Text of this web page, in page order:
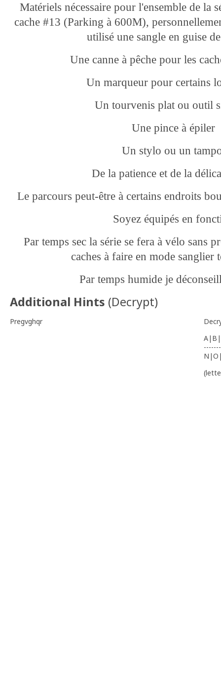
Matériels nécessaire pour l'ensemble de la
cache #13 (Parking à 600M),
utilisé une sangle en guise
Une canne à pêche pour les
Un marqueur pour certains
Un tourvenis plat ou outil
Une pince à épiler
Un stylo ou un
De la patience et de la
Le parcours peut-être à certains endroits
Soyez équipés en
Par temps sec la série se fera à vélo sans
caches à faire en mode sanglier
Par temps humide je
Additional Hints (Decrypt)
Pregvghqr